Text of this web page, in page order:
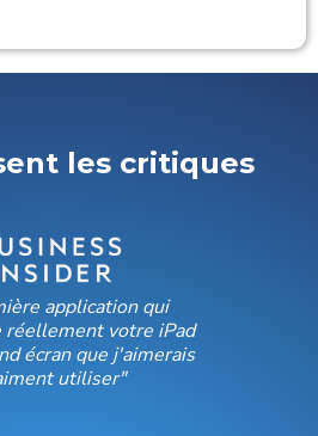
les critiques
application qui
réellement votre iPad
écran que j'aimerais
utiliser"